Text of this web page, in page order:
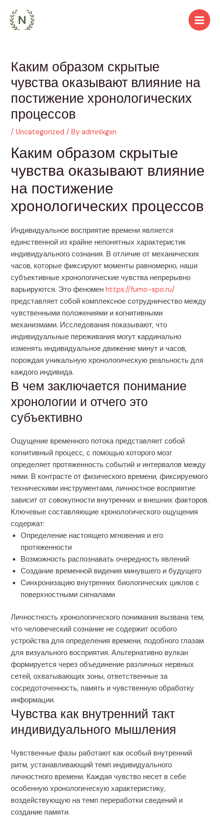
content
Main
Каким образом скрытые
чувства оказывают влияние на
постижение хронологических
процессов
/Uncategorized / Byadmnlxgxn
Каким образом скрытые
чувства оказывают влияние
на постижение
хронологических процессов
Индивидуальное восприятие времени является
единственной из крайне непонятных характеристик
индивидуального сознания. В отличие от механических
часов, которые фиксируют моменты равномерно, наши
субъективные хронологические чувства непрерывно
варьируются. Это феноменhttps://fumo-spo.ru/
представляет собой комплексное сотрудничество между
чувственными положениями и когнитивными
механизмами. Исследования показывают, что
индивидуальные переживания могут кардинально
изменять индивидуальное движение минут и часов,
порождая уникальную хронологическую реальность для
каждого индивида.
В чем заключается понимание
хронологии и отчего это
субъективно
Ощущение временного потока представляет собой
когнитивный процесс, с помощью которого мозг
определяет протяженность событий и интервалов между
ними. В контрасте от физического времени, фиксируемого
техническими инструментами, личностное восприятие
зависит от совокупности внутренних и внешних факторов.
Ключевые составляющие хронологического ощущения
содержат:
Определение настоящего мгновения и его
протяженности
Возможность распознавать очередность явлений
Создание временной видения минувшего и будущего
Синхронизацию внутренних биологических циклов с
поверхностными сигналами
Личностность хронологического понимания вызвана тем,
что человеческий сознание не содержит особого
устройства для определения времени, подобного глазам
для визуального восприятия. Альтернативно вулкан
формируется через объединение различных нервных
сетей, охватывающих зоны, ответственные за
сосредоточенность, память и чувственную обработку
информации.
Чувства как внутренний такт
индивидуального мышления
Чувственные фазы работают как особый внутренний
ритм, устанавливающий темп индивидуального
личностного времени. Каждая чувство несет в себе
особенную хронологическую характеристику,
воздействующую на темп переработки сведений и
создание памяти.